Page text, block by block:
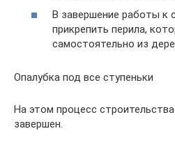
В завершение работы к
прикрепить перила,
самостоятельно из
Опалубка под все ступеньки
На этом процесс
завершен.